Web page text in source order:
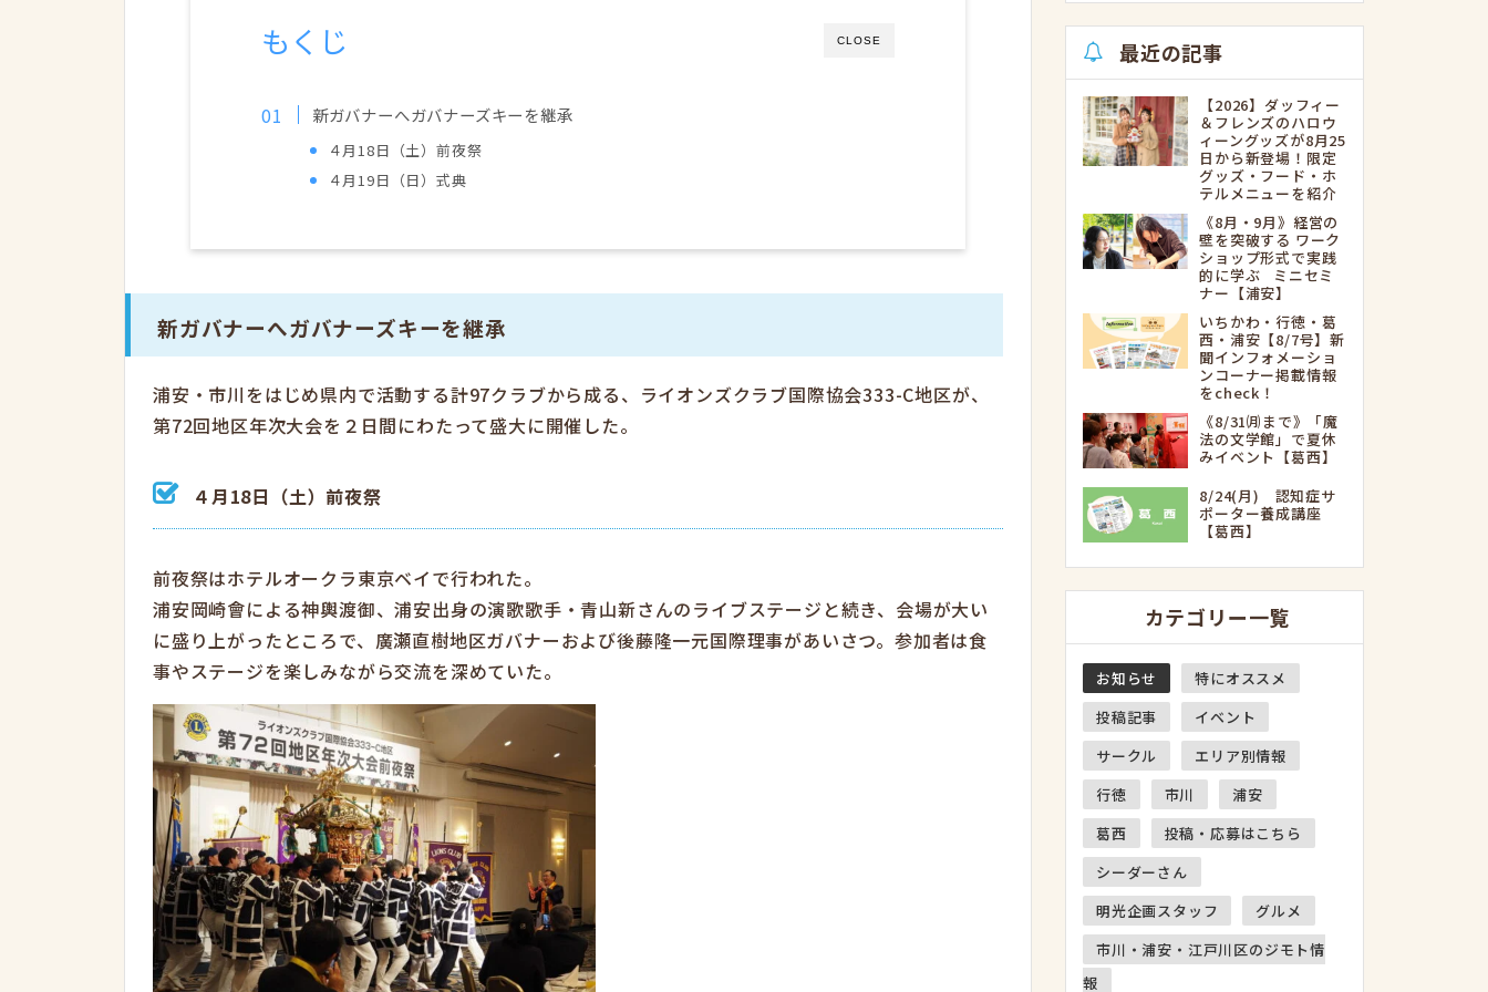
CLOSE
もくじ
新ガバナーへガバナーズキーを継承
４月18日（土）前夜祭
４月19日（日）式典
新ガバナーへガバナーズキーを継承
浦安・市川をはじめ県内で活動する計97クラブから成る、ライオンズクラブ国際協会333-C地区が、
第72回地区年次大会を２日間にわたって盛大に開催した。
４月18日（土）前夜祭
前夜祭はホテルオークラ東京ベイで行われた。
浦安岡崎會による神輿渡御、浦安出身の演歌歌手・青山新さんのライブステージと続き、会場が大い
に盛り上がったところで、廣瀬直樹地区ガバナーおよび後藤隆一元国際理事があいさつ。参加者は食
事やステージを楽しみながら交流を深めていた。
最近の記事
【2026】ダッフィー
＆フレンズのハロウ
ィーングッズが8月25
日から新登場！限定
グッズ・フード・ホ
テルメニューを紹介
《8月・9月》経営の
壁を突破する ワーク
ショップ形式で実践
的に学ぶ ミニセミ
ナー【浦安】
いちかわ・行徳・葛
西・浦安【8/7号】新
聞インフォメーショ
ンコーナー掲載情報
をcheck！
《8/31㈪まで》「魔
法の文学館」で夏休
みイベント【葛西】
8/24(月) 認知症サ
ポーター養成講座
【葛西】
カテゴリー一覧
お知らせ
特にオススメ
投稿記事
イベント
サークル
エリア別情報
行徳
市川
浦安
葛西
投稿・応募はこちら
シーダーさん
明光企画スタッフ
グルメ
市川・浦安・江戸川区のジモト情
報